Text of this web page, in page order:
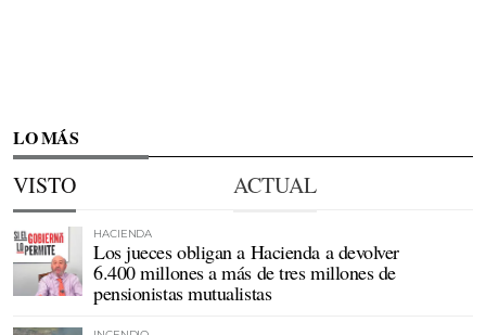
LO MÁS
VISTO ACTUAL
HACIENDA
Los jueces obligan a Hacienda a devolver
6.400 millones a más de tres millones de
pensionistas mutualistas